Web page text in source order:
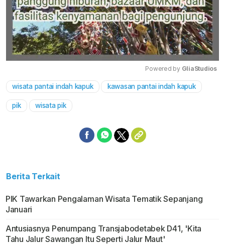
Mute
Powered by GliaStudios
wisata pantai indah kapuk kawasan pantai indah kapuk
pik wisata pik
Berita Terkait
PIK Tawarkan Pengalaman Wisata Tematik Sepanjang
Januari
Antusiasnya Penumpang Transjabodetabek D41, 'Kita
Tahu Jalur Sawangan Itu Seperti Jalur Maut'